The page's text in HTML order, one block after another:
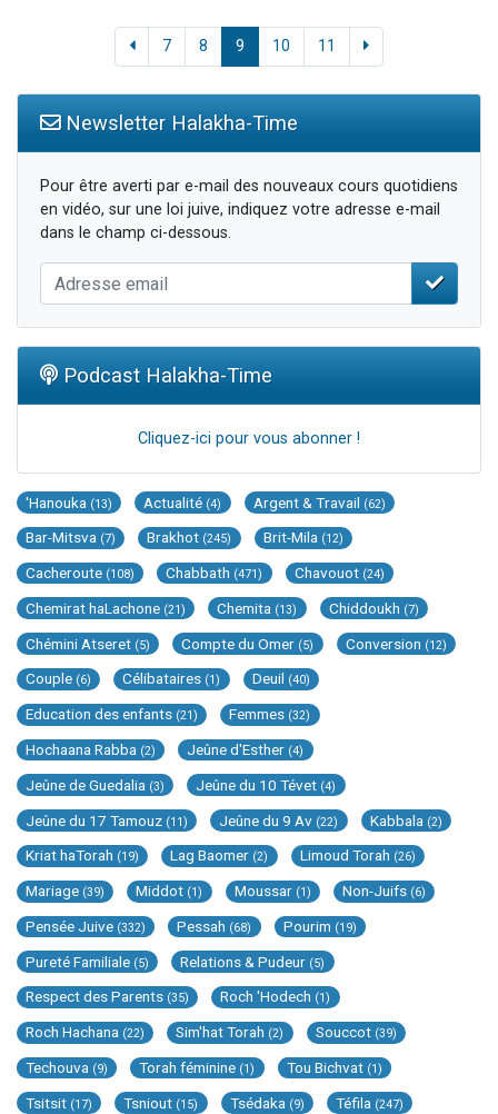
7 8 9 10 11
Newsletter Halakha-Time
Pour être averti par e-mail des nouveaux cours quotidiens
en vidéo, sur une loi juive, indiquez votre adresse e-mail
dans le champ ci-dessous.
Podcast Halakha-Time
Cliquez-ici pour vous abonner !
'Hanouka (13) Actualité (4) Argent & Travail (62)
Bar-Mitsva (7) Brakhot (245) Brit-Mila (12)
Cacheroute (108) Chabbath (471) Chavouot (24)
Chemirat haLachone (21) Chemita (13) Chiddoukh (7)
Chémini Atseret (5) Compte du Omer (5) Conversion (12)
Couple (6) Célibataires (1) Deuil (40)
Education des enfants (21) Femmes (32)
Hochaana Rabba (2) Jeûne d'Esther (4)
Jeûne de Guedalia (3) Jeûne du 10 Tévet (4)
Jeûne du 17 Tamouz (11) Jeûne du 9 Av (22) Kabbala (2)
Kriat haTorah (19) Lag Baomer (2) Limoud Torah (26)
Mariage (39) Middot (1) Moussar (1) Non-Juifs (6)
Pensée Juive (332) Pessah (68) Pourim (19)
Pureté Familiale (5) Relations & Pudeur (5)
Respect des Parents (35) Roch 'Hodech (1)
Roch Hachana (22) Sim'hat Torah (2) Souccot (39)
Techouva (9) Torah féminine (1) Tou Bichvat (1)
Tsitsit (17) Tsniout (15) Tsédaka (9) Téfila (247)